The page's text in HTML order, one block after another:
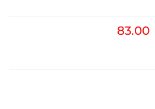
83.00